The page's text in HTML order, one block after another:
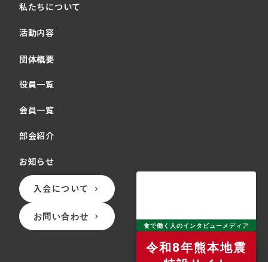
私たちについて
活動内容
団体概要
役員一覧
会員一覧
部会紹介
お知らせ
入会について keyboard_arrow_right
お問い合わせ keyboard_arrow_right
食で働く人のインタビューメディア
令和8年熊本地震